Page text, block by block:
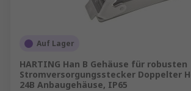
Auf Lager
HARTING Han B Gehäuse für robusten
Stromversorgungsstecker Doppelter
24B Anbaugehäuse, IP65